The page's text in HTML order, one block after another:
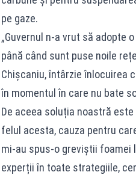
pe gaze.
„Guvernul n-a vrut să adopte
până când sunt puse noile
Chișcaniu, întârzie înlocuirea
în momentul în care nu bate
De aceea soluția noastră
felul acesta, cauza pentru
mi-au spus-o greviștii foamei
experții în toate strategiile,